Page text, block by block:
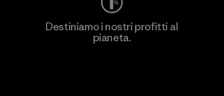
Destiniamo i nostri profitti al
pianeta.